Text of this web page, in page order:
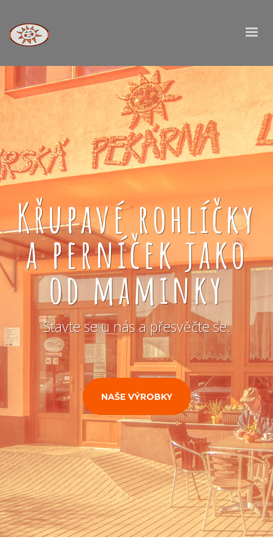
Křupavé rohlíčky
a perníček jako
od maminky
Stavte se u nás a přesvěčte se.
NAŠE VÝROBKY